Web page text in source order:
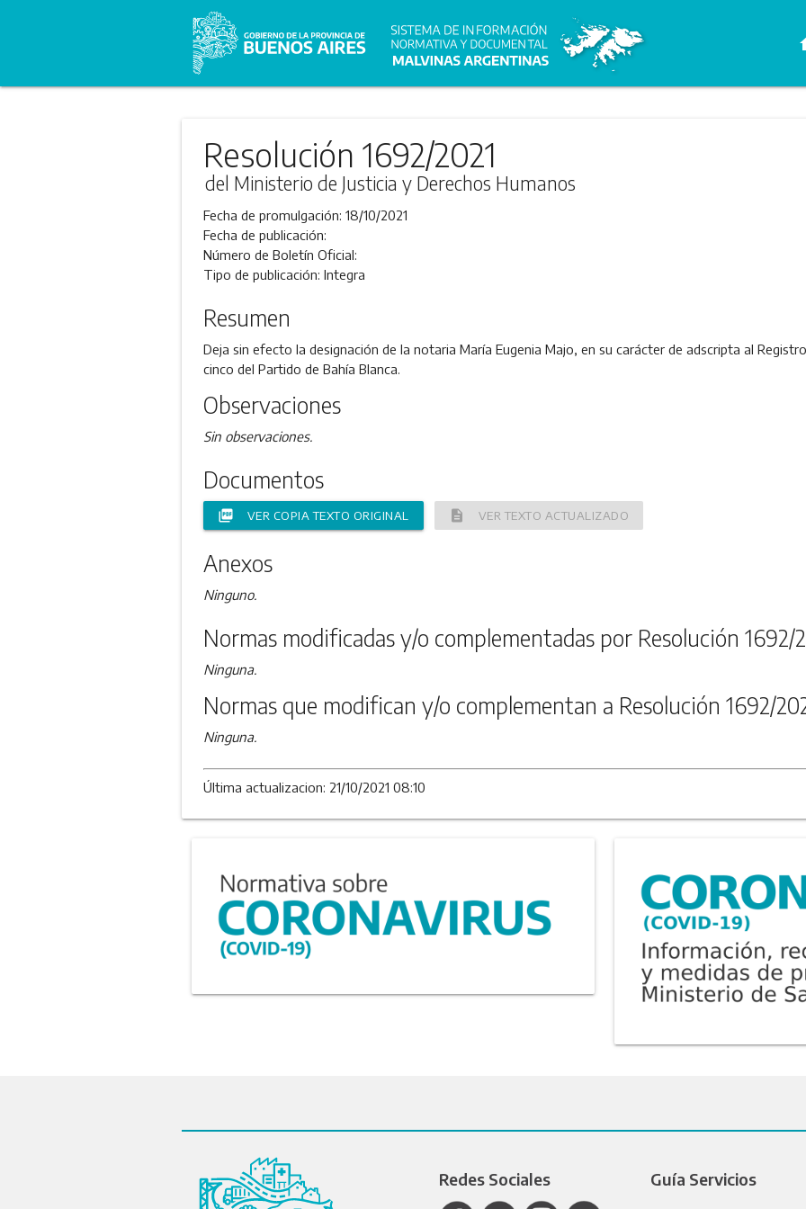
Resolución 1692/2021
del Ministerio de Justicia y Derechos Humanos
Fecha de promulgación: 18/10/2021
Fecha de publicación:
Número de Boletín Oficial:
Tipo de publicación: Integra
Resumen
Deja sin efecto la designación de la notaria María Eugenia Majo, en su carácter de adscripta al
cinco del Partido de Bahía Blanca.
Observaciones
Sin observaciones.
Documentos
picture_as_pdf VER COPIA TEXTO ORIGINAL description VER TEXTO ACTUALIZADO
Anexos
Ninguno.
Normas modificadas y/o complementadas por Resolución 1692/
Ninguna.
Normas que modifican y/o complementan a Resolución 1692/
Ninguna.
Última actualizacion: 21/10/2021 08:10
Redes Sociales Guía Servicios